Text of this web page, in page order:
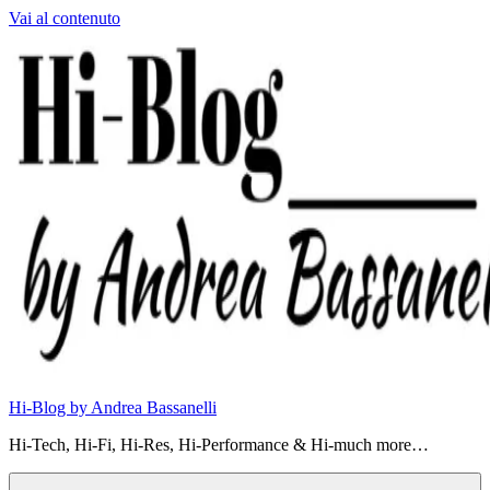
Vai al contenuto
Hi-Blog by Andrea Bassanelli
Hi-Tech, Hi-Fi, Hi-Res, Hi-Performance & Hi-much more…